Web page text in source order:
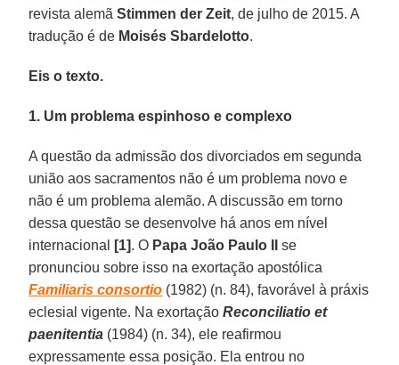
revista alemãStimmen der Zeit, de julho de 2015. A
tradução é de Moisés Sbardelotto.
Eis o texto.
1. Um problema espinhoso e complexo
A questão da admissão dos divorciados em segunda
união aos sacramentos não é um problema novo e
não é um problema alemão. A discussão em torno
dessa questão se desenvolve há anos em nível
internacional
[1]. O Papa João Paulo II
se
pronunciou sobre isso na exortação apostólica
Familiaris consortio (1982) (n. 84), favorável à práxis
eclesial vigente. Na exortaçãoReconciliatio et
paenitentia (1984) (n. 34), ele reafirmou
expressamente essa posição. Ela entrou no